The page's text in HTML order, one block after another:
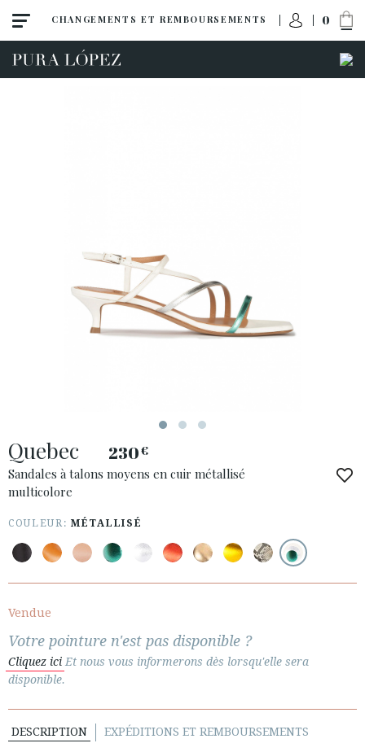
CHANGEMENTS ET REMBOURSEMENTS 0
· SERVICE CLIENT
· EXPÉDITIONS
· CHANGEMENTS ET REMBOURSEMENTS
· INFORMATION LÉGALE
ESPACE CLIENTS B2B
SECURE WEB SSL CERTIFICATE
Quebec 230€
Sandales à talons moyens en cuir métallisé
multicolore
COULEUR:MÉTALLISÉ
Vendue
Votre pointure n'est pas disponible ?
Cliquez ici Et nous vous informerons dès lorsqu'elle sera
disponible.
DESCRIPTION EXPÉDITIONS ET REMBOURSEMENTS